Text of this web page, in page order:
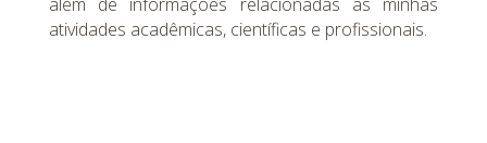
atividades acadêmicas, científicas e profissionais.